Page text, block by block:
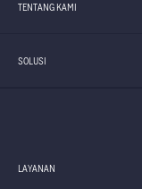
TENTANG KAMI
SOLUSI
LAYANAN